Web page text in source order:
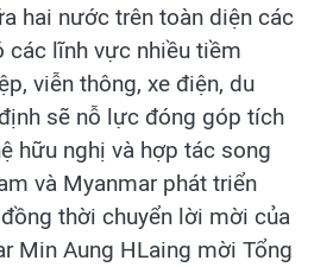
hai nước trên toàn diện các
các lĩnh vực nhiều tiềm
viễn thông, xe điện, du
sẽ nỗ lực đóng góp tích
hữu nghị và hợp tác song
và Myanmar phát triển
thời chuyển lời mời của
Min Aung HLaing mời Tổng